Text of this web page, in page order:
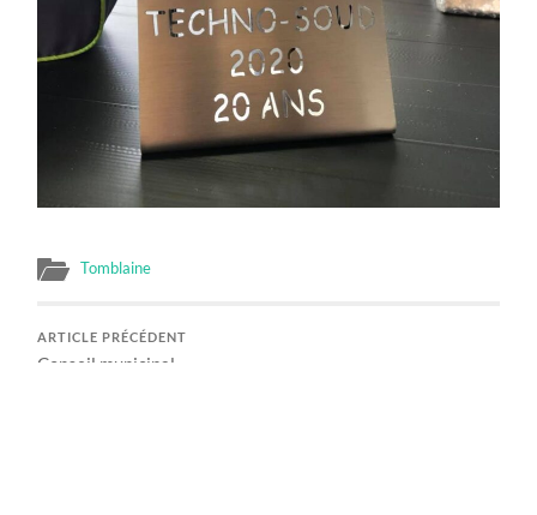
Tomblaine
ARTICLE PRÉCÉDENT
Conseil municipal